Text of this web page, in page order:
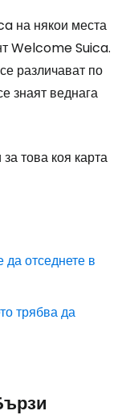
на някои места
Welcome Suica.
различават по
знаят веднага
това коя карта
отседнете в
трябва да